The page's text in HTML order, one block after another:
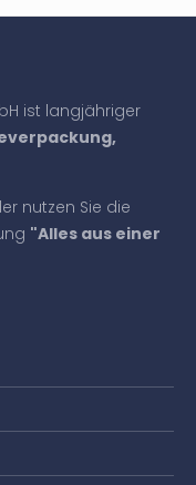
ist langjähriger
nutzen Sie die
"Alles aus einer